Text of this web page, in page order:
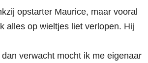
opstarter Maurice, maar vooral
alles op wieltjes liet verlopen. Hij
verwacht mocht ik me eigenaar